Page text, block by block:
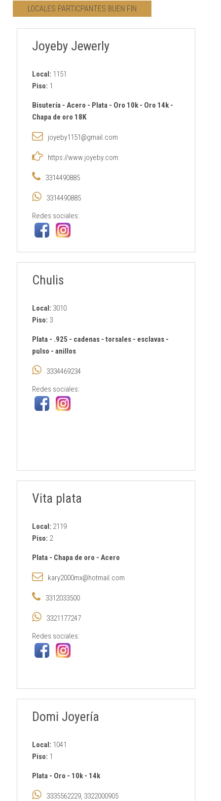
CONTACTO
AVISO PRIVACIDAD
LOCALES PARTICPANTES BUEN FIN
Joyeby Jewerly
Local: 1151
Piso: 1
Bisutería- Acero - Plata- Oro 10k- Oro 14k-
Chapa de oro 18K
joyeby1151@gmail.com
https://www.joyeby.com
3314490885
3314490885
Redes sociales:
Chulis
Local: 3010
Piso: 3
Plata- .925 - cadenas- torsales- esclavas-
pulso - anillos
3334469234
Redes sociales:
Vita plata
Local: 2119
Piso: 2
Plata- Chapa de oro - Acero
kary2000mx@hotmail.com
3312033500
3321177247
Redes sociales:
Domi Joyería
Local: 1041
Piso: 1
Plata- Oro - 10k- 14k
3335562229, 3322000905